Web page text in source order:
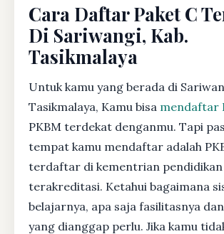
Cara Daftar Paket C
Di Sariwangi, Kab.
Tasikmalaya
Untuk kamu yang berada di
Tasikmalaya, Kamu bisa mendaftar
PKBM terdekat denganmu. Tapi
tempat kamu mendaftar adalah
terdaftar di kementrian pendidikan
terakreditasi. Ketahui bagaimana
belajarnya, apa saja fasilitasnya
yang dianggap perlu. Jika kamu